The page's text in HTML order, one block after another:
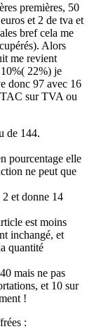
premières, 50
et 2 de tva et
bref cela me
Alors
me revient
10%( 22%) je
donc 97 avec 16
sur TVA ou
de 144.
pourcentage elle
ne peut que
2 et donne 14
est moins
inchangé, et
quantité
mais ne pas
et 10 sur
!
: